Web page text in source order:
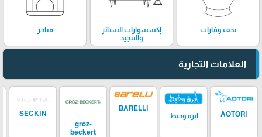
تحف وڤازات
إكسسوارات الستائر
والتنجيد
مباخر
العلامات التجارية
AOTORI ابرة وخيط
BARELLI
groz-
beckert
SECKIN